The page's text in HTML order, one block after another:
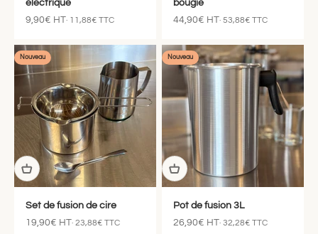
électrique
Prix de vente
9,90€ HT· 11,88€ TTC
bougie
Prix de vente
44,90€ HT· 53,88€ TTC
Nouveau
Set de fusion de cire
Prix de vente
19,90€ HT· 23,88€ TTC
Nouveau
Pot de fusion 3L
Prix de vente
26,90€ HT· 32,28€ TTC